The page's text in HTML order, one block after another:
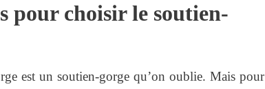
pour choisir le soutien-
est un soutien-gorge qu’on oublie. Mais pour